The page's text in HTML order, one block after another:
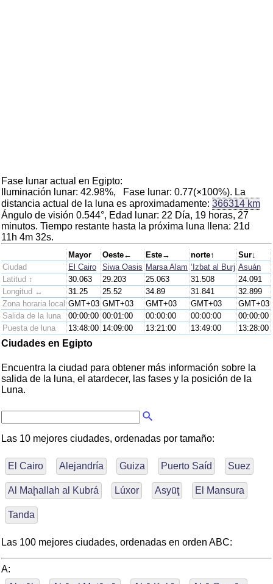
Fase lunar actual en Egipto:
Iluminación lunar: 42.98%, Fase lunar: 0.77(×100%). La
distancia actual de la luna es aproximadamente: 366314 km
Ángulo de visión 0.544°, Edad lunar: 22 Día, 19 horas, 27
minutos. Tiempo restante hasta la próxima luna llena: 21d
11h 4m 32s.
Mayor Oeste← Este→ norte↑
Sur↓
Ciudad
El Cairo Siwa Oasis Marsa Alam ‘Izbat al Burj Asuán
Latitud ↕
30.063 29.203 25.063 31.508
24.091
Longitud ↔
31.25 25.52 34.89 31.841
32.899
Zona horaria local GMT+03 GMT+03 GMT+03 GMT+03
GMT+03
Salida de la luna
00:00:00 00:01:00 00:00:00 00:00:00
00:00:00
Puesta de luna
13:48:00 14:09:00 13:21:00 13:49:00 13:28:00
Ciudades en Egipto
Encuentra la ciudad para obtener más información sobre la
salida de la luna, el atardecer, las fases y la posición de la
Luna.
Las 10 mejores ciudades, ordenadas por tamaño:
El Cairo Alejandría Guiza Puerto Saíd Suez
Al Maḩallah al Kubrá Lúxor Asyūţ El Mansura
Tanda
Las 100 mejores ciudades, ordenadas en orden ABC:
A: